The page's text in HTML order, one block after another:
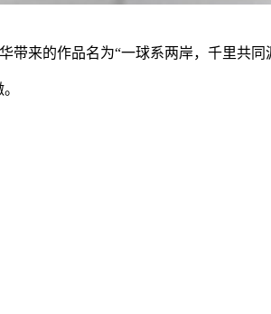
来的作品名为“一球系两岸，千里共同